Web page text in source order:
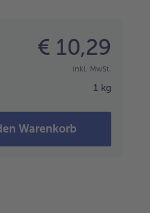
€ 10,29
inkl. MwSt.
1 kg
Warenkorb